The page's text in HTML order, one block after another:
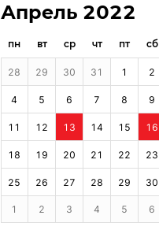
Апрель 2022
пн вт ср чт пт сб
28 29 30 31 1 2
4 5 6 7 8 9
11 12 13 14 15 16
18 19 20 21 22 23
25 26 27 28 29 30
1 2 3 4 5 6